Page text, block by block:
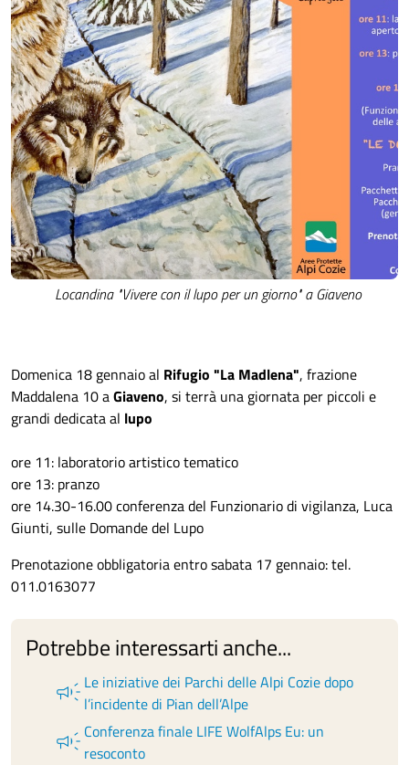
Locandina "Vivere con il lupo per un giorno" a Giaveno
Domenica 18 gennaio al Rifugio "La Madlena", frazione
Maddalena 10 aGiaveno, si terrà una giornata per piccoli e
grandi dedicata al lupo
ore 11: laboratorio artistico tematico
ore 13: pranzo
ore 14.30-16.00 conferenza del Funzionario di vigilanza, Luca
Giunti, sulle Domande del Lupo
Prenotazione obbligatoria entro sabata 17 gennaio: tel.
011.0163077
Potrebbe interessarti anche...
campaign Le iniziative dei Parchi delle Alpi Cozie dopo
l’incidente di Pian dell’Alpe
campaign Conferenza finale LIFE WolfAlps Eu: un
resoconto